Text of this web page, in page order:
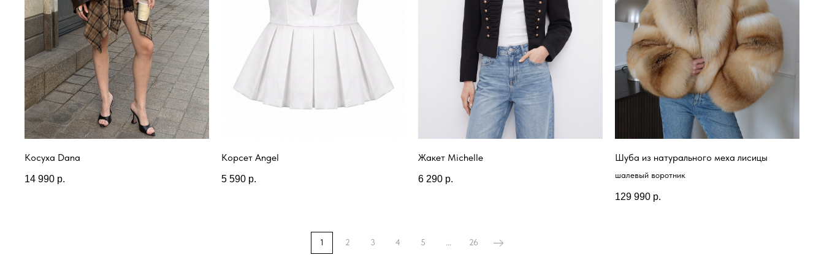
Косуха Dana
14 990 р.
Корсет Angel
5 590 р.
Жакет Michelle
6 290 р.
Шуба из натурального меха лисицы
шалевый воротник
129 990 р.
1 2 3 4 5 ... 26